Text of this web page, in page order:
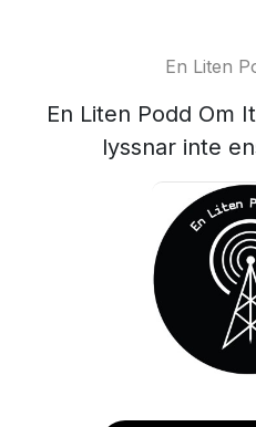
En Liten
En Liten Podd Om
lyssnar inte